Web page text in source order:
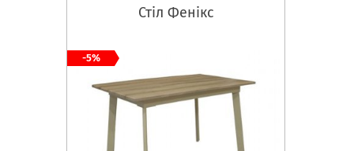
Стіл Фенікс
-5%